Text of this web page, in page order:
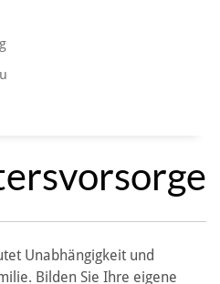
Unabhängigkeit und
Bilden Sie Ihre eigene